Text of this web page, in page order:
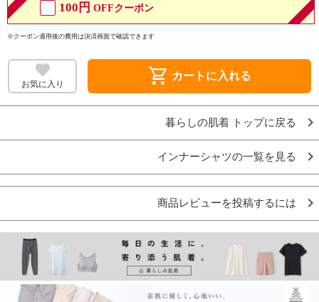
100円 OFFクーポン
※クーポン適用後の費用は決済画面で確認できます
お気に入り shopping_cart カートに入れる
暮らしの肌着 トップに戻る
インナーシャツの一覧を見る
商品レビューを投稿するには